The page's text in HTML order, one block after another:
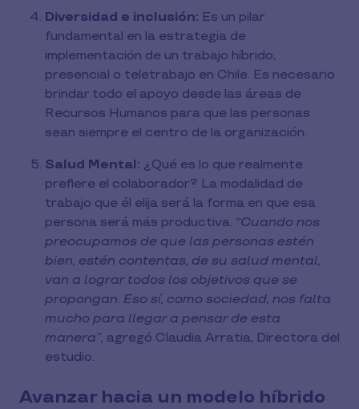
Diversidad e inclusión: Es un pilar
fundamental en la estrategia de
implementación de un trabajo híbrido,
presencial o teletrabajo en Chile. Es necesario
brindar todo el apoyo desde las áreas de
Recursos Humanos para que las personas
sean siempre el centro de la organización.
Salud Mental: ¿Qué es lo que realmente
prefiere el colaborador? La modalidad de
trabajo que él elija será la forma en que esa
persona será más productiva. “Cuando nos
preocupamos de que las personas estén
bien, estén contentas, de su salud mental,
van a lograr todos los objetivos que se
propongan. Eso sí, como sociedad, nos falta
mucho para llegar a pensar de esta
manera”, agregó Claudia Arratia, Directora del
estudio.
Avanzar hacia un modelo híbrido